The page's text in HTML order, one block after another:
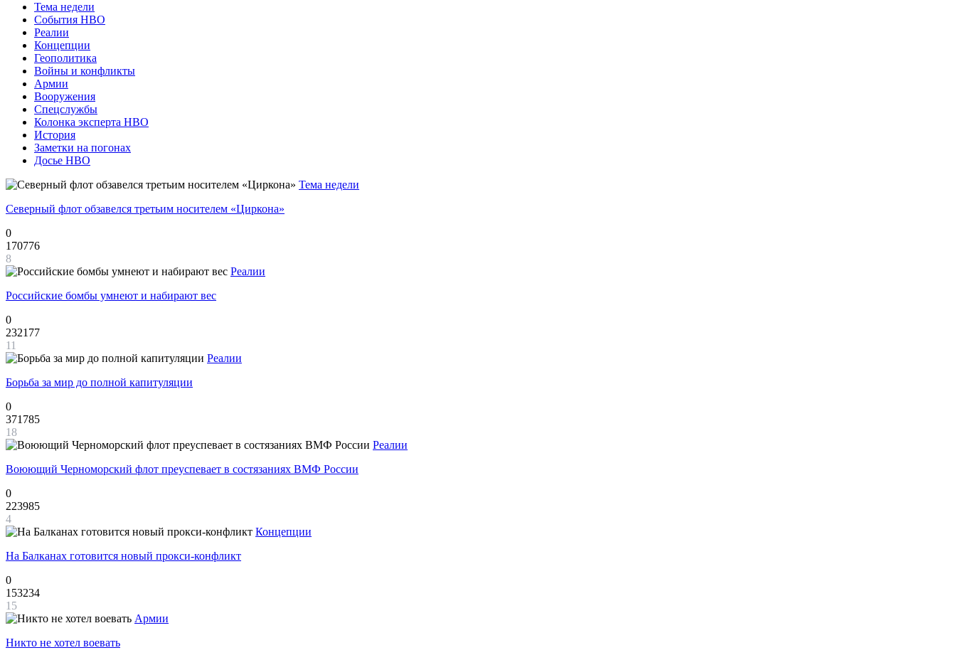
Тема недели
События НВО
Реалии
Концепции
Геополитика
Войны и конфликты
Армии
Вооружения
Спецслужбы
Колонка эксперта НВО
История
Заметки на погонах
Досье НВО
Тема недели
Северный флот обзавелся третьим носителем «Циркона»
0
170776
8
Реалии
Российские бомбы умнеют и набирают вес
0
232177
11
Реалии
Борьба за мир до полной капитуляции
0
371785
18
Реалии
Воюющий Черноморский флот преуспевает в состязаниях ВМФ России
0
223985
4
Концепции
На Балканах готовится новый прокси-конфликт
0
153234
15
Армии
Никто не хотел воевать